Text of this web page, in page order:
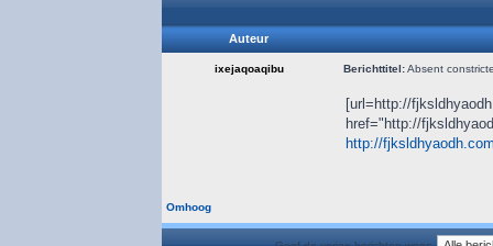
Auteur
ixejaqoaqibu Berichttitel:Absent
[url=http://
href="http://
http://
Omhoog